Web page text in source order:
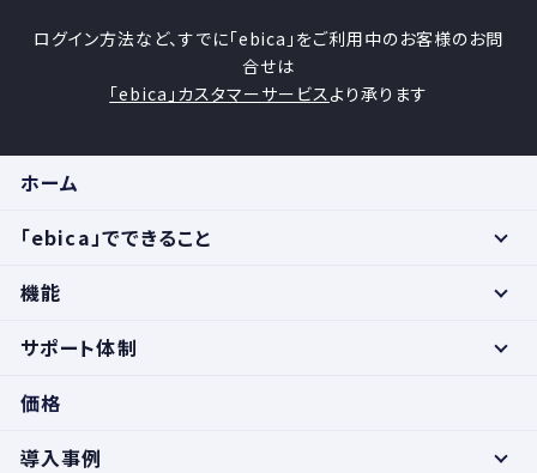
ログイン方法など、すでに「ebica」をご利用中のお客様のお問
合せは
「ebica」カスタマーサービス より承ります
ホーム
「ebica」でできること
機能
サポート体制
価格
導入事例